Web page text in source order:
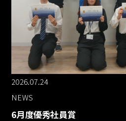
2026.07.24
NEWS
6月度優秀社員賞